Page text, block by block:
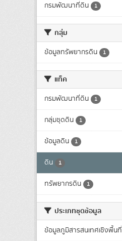
กรมพัฒนาที่ดิน 1
กลุ่ม
ข้อมูลทรัพยากรดิน 1
แท็ค
กรมพัฒนาที่ดิน 1
กลุ่มชุดดิน 1
ข้อมูลดิน 1
ดิน 1
ทรัพยากรดิน 1
ประเภทชุดข้อมูล
ข้อมูลภูมิสารสนเทศเชิงพื้นที่